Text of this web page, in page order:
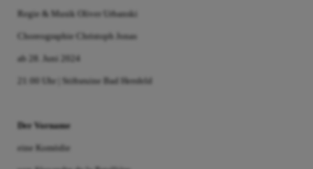
Regie & Musik Oliver Urbanski
Choreographie Christoph Jonas
ab 28. Juni 2024
21:00 Uhr | Stiftsruine Bad Hersfeld
Der Vorname
eine Komödie